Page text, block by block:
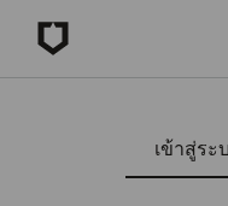
เข้าสู่ระ